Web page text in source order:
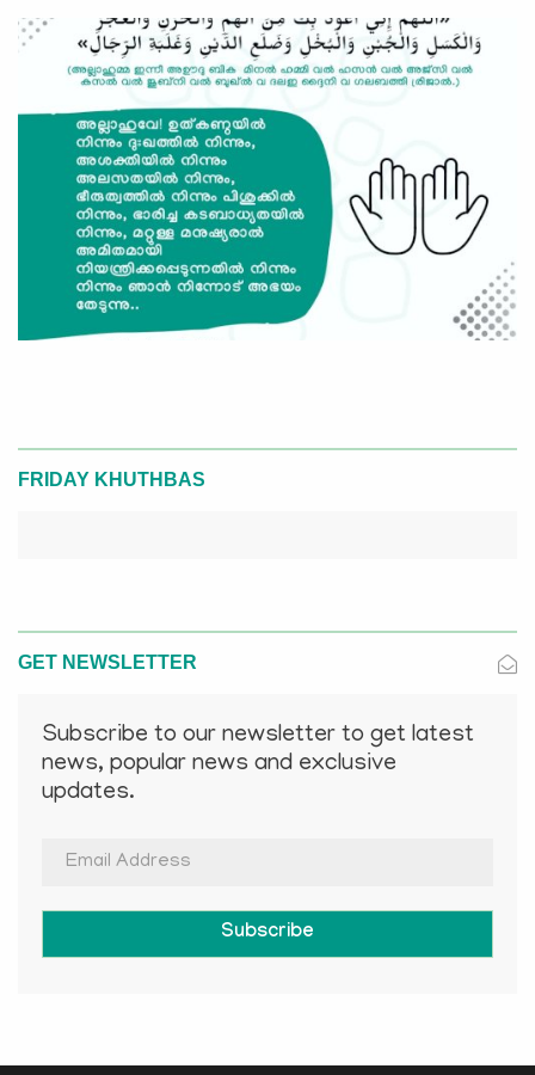
FRIDAY KHUTHBAS
GET NEWSLETTER
Subscribe to our newsletter to get latest
news, popular news and exclusive
updates.
Subscribe